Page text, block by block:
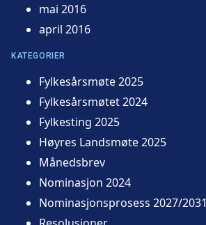
mai 2016
april 2016
KATEGORIER
Fylkesårsmøte 2025
Fylkesårsmøtet 2024
Fylkesting 2025
Høyres Landsmøte 2025
Månedsbrev
Nominasjon 2024
Nominasjonsprosess 2027/2031